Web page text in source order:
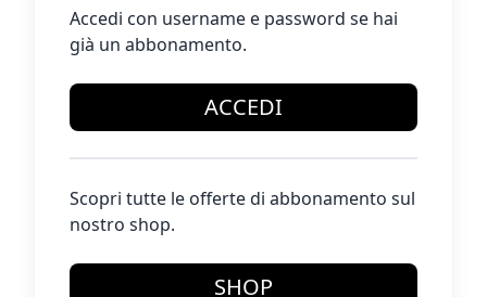
Accedi con username e password se hai
già un abbonamento.
ACCEDI
Scopri tutte le offerte di abbonamento sul
nostro shop.
SHOP